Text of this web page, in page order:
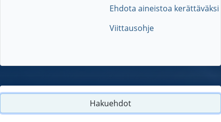
Ehdota aineistoa kerättäväksi
Viittausohje
Hakuehdot